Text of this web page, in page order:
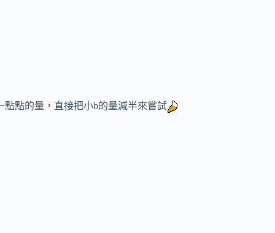
點的量，直接把小b的量減半來嘗試